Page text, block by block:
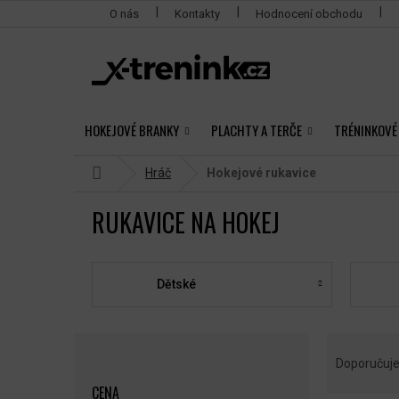
O nás Kontakty Hodnocení obchodu
HOKEJOVÉ BRANKY PLACHTY A TERČE
Hráč Hokejové rukavice
RUKAVICE NA HOKEJ
Dětské
CENA